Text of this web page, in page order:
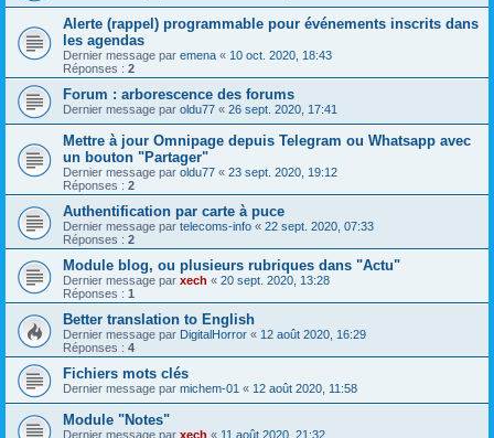
Alerte (rappel) programmable pour événements inscrits dans
les agendas
Dernier message par emena « 10 oct. 2020, 18:43
Réponses : 2
Forum : arborescence des forums
Dernier message par oldu77 « 26 sept. 2020, 17:41
Mettre à jour Omnipage depuis Telegram ou Whatsapp avec
un bouton "Partager"
Dernier message par oldu77 « 23 sept. 2020, 19:12
Réponses : 2
Authentification par carte à puce
Dernier message par telecoms-info « 22 sept. 2020, 07:33
Réponses : 2
Module blog, ou plusieurs rubriques dans "Actu"
Dernier message par xech « 20 sept. 2020, 13:28
Réponses : 1
Better translation to English
Dernier message par DigitalHorror « 12 août 2020, 16:29
Réponses : 4
Fichiers mots clés
Dernier message par michem-01 « 12 août 2020, 11:58
Module "Notes"
Dernier message par xech « 11 août 2020, 21:32